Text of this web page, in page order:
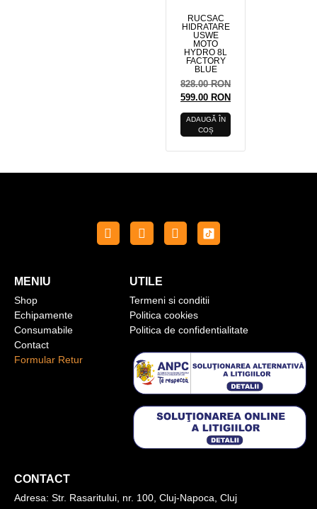
RUCSAC
HIDRATARE
USWE
MOTO
HYDRO 8L
FACTORY
BLUE
828.00RON
599.00 RON
ADAUGĂ ÎN
COȘ
MENIU
Shop
Echipamente
Consumabile
Contact
Formular Retur
UTILE
Termeni si conditii
Politica cookies
Politica de confidentialitate
CONTACT
Adresa: Str. Rasaritului, nr. 100, Cluj-Napoca, Cluj